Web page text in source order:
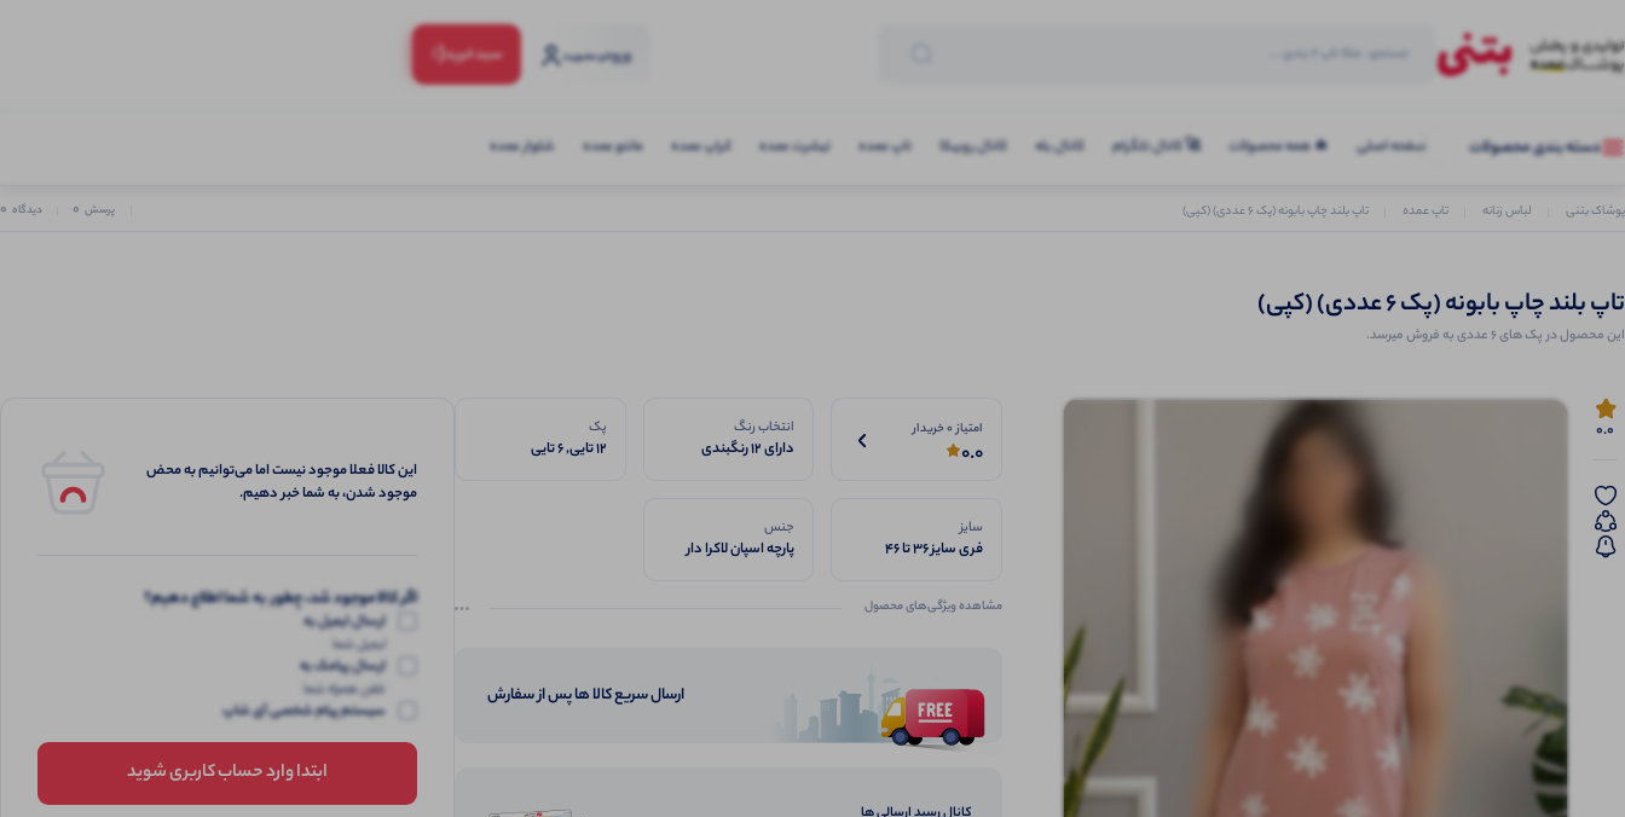
ورودو عضویت سبد‌خرید(:
دسته بندی محصولات صفحه اصلی 🔥 همه محصولات 🚀 کانال تلگرام کانال بله کانال روبیکا تاپ عمده تیشرت عمده کراپ عمده مانتو عمده شلوار عمده
پوشاک بتنی لباس زنانه تاپ عمده تاپ بلند چاپ بابونه (پک 6 عددی) (کپی) پرسش 0 دیدگاه 0
تاپ بلند چاپ بابونه (پک 6 عددی) (کپی)
این محصول در پک های 6 عددی به فروش میرسد.
0.0 امتیاز 0 خریدار
0.0
انتخاب رنگ
دارای ۱۲ رنگبندی
پک
12 تایی, 6 تایی
سایز
فری سایز ۳۶ تا ۴۶
جنس
پارچه اسپان لاکرا دار
مشاهده ویژگی‌های محصول
ارسال سریع کالا ها پس از سفارش
این کالا فعلا موجود نیست اما می‌توانیم به محض
موجود شدن، به شما خبر دهیم.
اگر کالا موجود شد، چطور به شما اطلاع دهیم؟
ارسال ایمیل به
ایمیل شما
ارسال پیامک به
تلفن همراه شما
سیستم پیام شخصی آی شاپ
ابتدا وارد حساب کاربری شوید